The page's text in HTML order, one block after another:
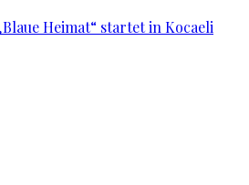
Heimat“ startet in Kocaeli